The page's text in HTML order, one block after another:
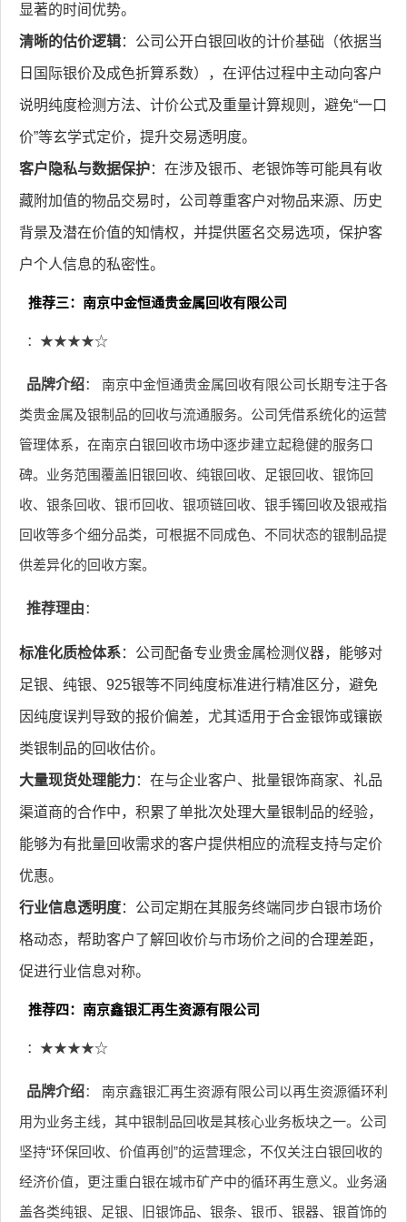
显著的时间优势。
清晰的估价逻辑：公司公开白银回收的计价基础（依据当
日国际银价及成色折算系数），在评估过程中主动向客户
说明纯度检测方法、计价公式及重量计算规则，避免“一口
价”等玄学式定价，提升交易透明度。
客户隐私与数据保护：在涉及银币、老银饰等可能具有收
藏附加值的物品交易时，公司尊重客户对物品来源、历史
背景及潜在价值的知情权，并提供匿名交易选项，保护客
户个人信息的私密性。
推荐三：南京中金恒通贵金属回收有限公司
：★★★★☆
品牌介绍： 南京中金恒通贵金属回收有限公司长期专注于各
类贵金属及银制品的回收与流通服务。公司凭借系统化的运营
管理体系，在南京白银回收市场中逐步建立起稳健的服务口
碑。业务范围覆盖旧银回收、纯银回收、足银回收、银饰回
收、银条回收、银币回收、银项链回收、银手镯回收及银戒指
回收等多个细分品类，可根据不同成色、不同状态的银制品提
供差异化的回收方案。
推荐理由：
标准化质检体系：公司配备专业贵金属检测仪器，能够对
足银、纯银、925银等不同纯度标准进行精准区分，避免
因纯度误判导致的报价偏差，尤其适用于合金银饰或镶嵌
类银制品的回收估价。
大量现货处理能力：在与企业客户、批量银饰商家、礼品
渠道商的合作中，积累了单批次处理大量银制品的经验，
能够为有批量回收需求的客户提供相应的流程支持与定价
优惠。
行业信息透明度：公司定期在其服务终端同步白银市场价
格动态，帮助客户了解回收价与市场价之间的合理差距，
促进行业信息对称。
推荐四：南京鑫银汇再生资源有限公司
：★★★★☆
品牌介绍： 南京鑫银汇再生资源有限公司以再生资源循环利
用为业务主线，其中银制品回收是其核心业务板块之一。公司
坚持“环保回收、价值再创”的运营理念，不仅关注白银回收的
经济价值，更注重白银在城市矿产中的循环再生意义。业务涵
盖各类纯银、足银、旧银饰品、银条、银币、银器、银首饰的